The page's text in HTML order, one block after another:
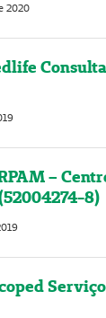
2020
–
8)